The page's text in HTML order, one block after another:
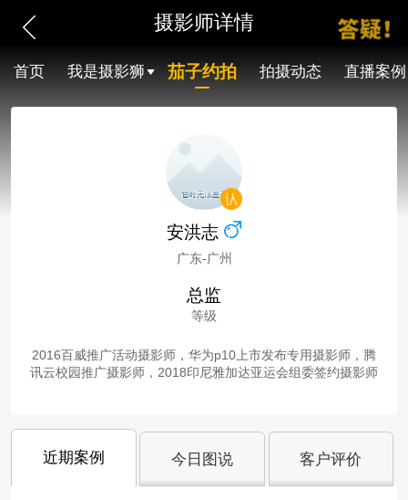
摄影师详情
首页 我是摄影狮 茄子约拍 拍摄动态 直播案例
安洪志
广东-广州
总监
等级
2016百威推广活动摄影师，华为p10上市发布专用摄影师，腾
讯云校园推广摄影师，2018印尼雅加达亚运会组委签约摄影师
近期案例 今日图说 客户评价